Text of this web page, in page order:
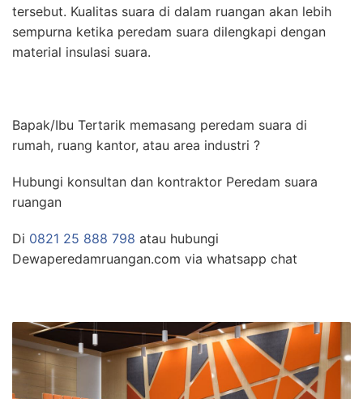
tersebut. Kualitas suara di dalam ruangan akan lebih
sempurna ketika peredam suara dilengkapi dengan
material insulasi suara.
Bapak/Ibu Tertarik memasang peredam suara di
rumah, ruang kantor, atau area industri ?
Hubungi konsultan dan kontraktor Peredam suara
ruangan
Di 0821 25 888 798 atau hubungi
Dewaperedamruangan.com via whatsapp chat